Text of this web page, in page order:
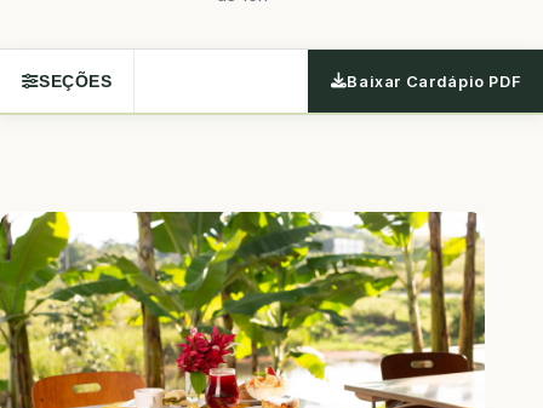
SEÇÕES Baixar Cardápio PDF